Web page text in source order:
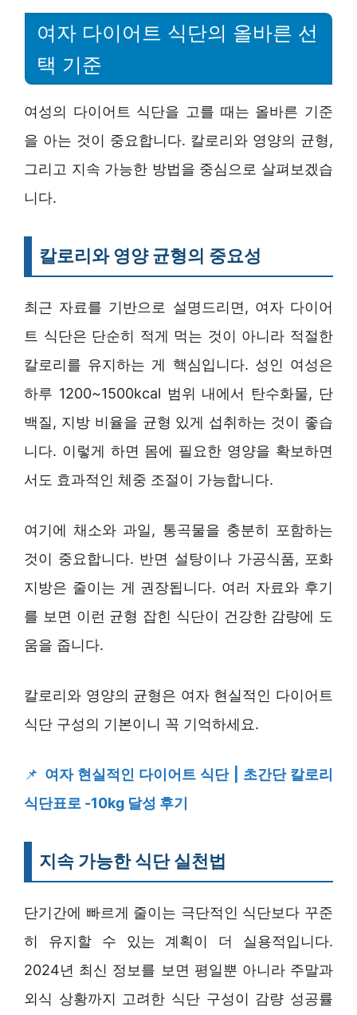
여자 다이어트 식단의 올바른 선
택 기준
여성의 다이어트 식단을 고를 때는 올바른 기준
을 아는 것이 중요합니다. 칼로리와 영양의 균형,
그리고 지속 가능한 방법을 중심으로 살펴보겠습
니다.
칼로리와 영양 균형의 중요성
최근 자료를 기반으로 설명드리면, 여자 다이어
트 식단은 단순히 적게 먹는 것이 아니라 적절한
칼로리를 유지하는 게 핵심입니다. 성인 여성은
하루 1200~1500kcal 범위 내에서 탄수화물, 단
백질, 지방 비율을 균형 있게 섭취하는 것이 좋습
니다. 이렇게 하면 몸에 필요한 영양을 확보하면
서도 효과적인 체중 조절이 가능합니다.
여기에 채소와 과일, 통곡물을 충분히 포함하는
것이 중요합니다. 반면 설탕이나 가공식품, 포화
지방은 줄이는 게 권장됩니다. 여러 자료와 후기
를 보면 이런 균형 잡힌 식단이 건강한 감량에 도
움을 줍니다.
칼로리와 영양의 균형은 여자 현실적인 다이어트
식단 구성의 기본이니 꼭 기억하세요.
📌 여자 현실적인 다이어트 식단 | 초간단 칼로리
식단표로 -10kg 달성 후기
지속 가능한 식단 실천법
단기간에 빠르게 줄이는 극단적인 식단보다 꾸준
히 유지할 수 있는 계획이 더 실용적입니다.
2024년 최신 정보를 보면 평일뿐 아니라 주말과
외식 상황까지 고려한 식단 구성이 감량 성공률